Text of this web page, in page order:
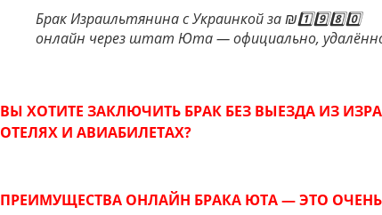
Брак Израильтянина с Украинкой за ₪1️⃣9️⃣8️⃣0️⃣
онлайн через штат Юта — официально,
ВЫ ХОТИТЕ ЗАКЛЮЧИТЬ БРАК БЕЗ ВЫЕЗДА ИЗ
ОТЕЛЯХ И АВИАБИЛЕТАХ?
ПРЕИМУЩЕСТВА ОНЛАЙН БРАКА ЮТА — ЭТО